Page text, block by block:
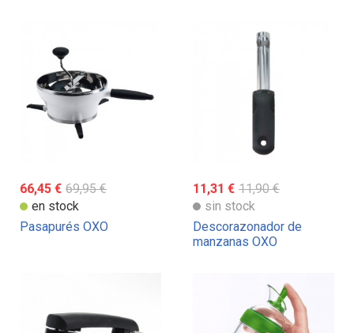
66,45 € 69,95 €
en stock
Pasapurés OXO
11,31 € 11,90 €
sin stock
Descorazonador de
manzanas OXO